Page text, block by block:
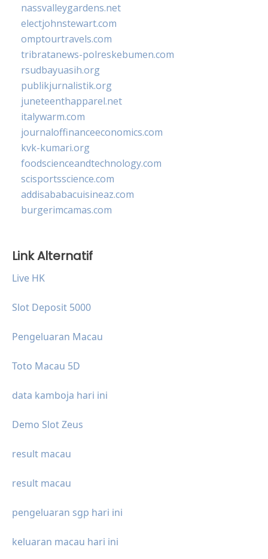
nassvalleygardens.net
electjohnstewart.com
omptourtravels.com
tribratanews-polreskebumen.com
rsudbayuasih.org
publikjurnalistik.org
juneteenthapparel.net
italywarm.com
journaloffinanceeconomics.com
kvk-kumari.org
foodscienceandtechnology.com
scisportsscience.com
addisababacuisineaz.com
burgerimcamas.com
Link Alternatif
Live HK
Slot Deposit 5000
Pengeluaran Macau
Toto Macau 5D
data kamboja hari ini
Demo Slot Zeus
result macau
result macau
pengeluaran sgp hari ini
keluaran macau hari ini